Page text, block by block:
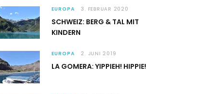
EUROPA 3. FEBRUAR 2020
SCHWEIZ: BERG & TAL MIT
KINDERN
EUROPA 2. JUNI 2019
LA GOMERA: YIPPIEH! HIPPIE!